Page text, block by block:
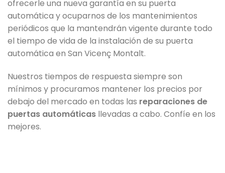
ofrecerle una nueva garantía en su puerta
automática y ocuparnos de los mantenimientos
periódicos que la mantendrán vigente durante todo
el tiempo de vida de la instalación de su puerta
automática en San Vicenç Montalt.
Nuestros tiempos de respuesta siempre son
mínimos y procuramos mantener los precios por
debajo del mercado en todas las reparaciones de
puertas automáticas llevadas a cabo. Confíe en los
mejores.